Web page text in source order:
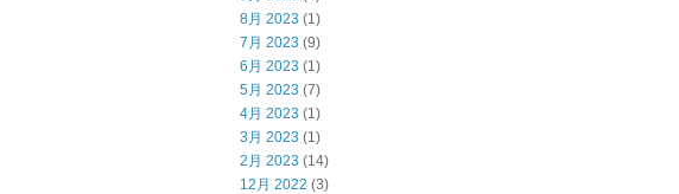
8月 2023 (1)
7月 2023 (9)
6月 2023 (1)
5月 2023 (7)
4月 2023 (1)
3月 2023 (1)
2月 2023 (14)
12月 2022 (3)